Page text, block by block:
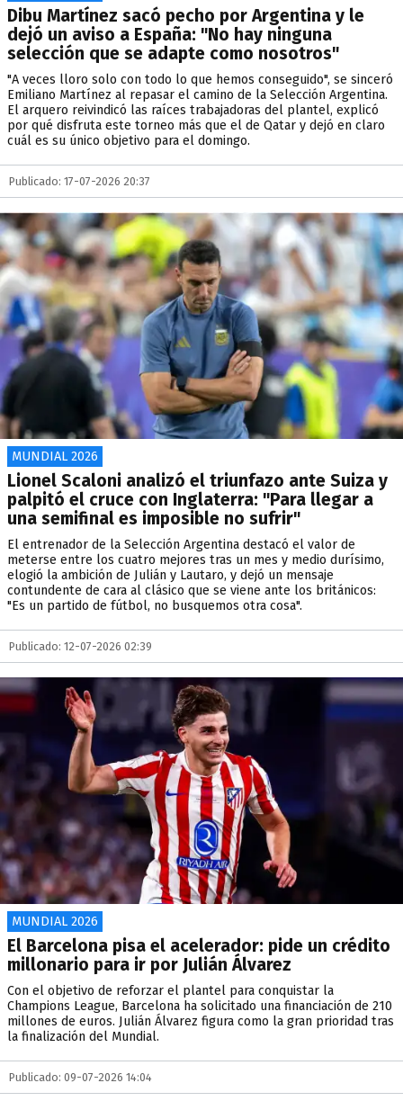
Dibu Martínez sacó pecho por Argentina y le
dejó un aviso a España: "No hay ninguna
selección que se adapte como nosotros"
"A veces lloro solo con todo lo que hemos conseguido", se sinceró
Emiliano Martínez al repasar el camino de la Selección Argentina.
El arquero reivindicó las raíces trabajadoras del plantel, explicó
por qué disfruta este torneo más que el de Qatar y dejó en claro
cuál es su único objetivo para el domingo.
Publicado: 17-07-2026 20:37
MUNDIAL 2026
Lionel Scaloni analizó el triunfazo ante Suiza y
palpitó el cruce con Inglaterra: "Para llegar a
una semifinal es imposible no sufrir"
El entrenador de la Selección Argentina destacó el valor de
meterse entre los cuatro mejores tras un mes y medio durísimo,
elogió la ambición de Julián y Lautaro, y dejó un mensaje
contundente de cara al clásico que se viene ante los británicos:
"Es un partido de fútbol, no busquemos otra cosa".
Publicado: 12-07-2026 02:39
MUNDIAL 2026
El Barcelona pisa el acelerador: pide un crédito
millonario para ir por Julián Álvarez
Con el objetivo de reforzar el plantel para conquistar la
Champions League, Barcelona ha solicitado una financiación de 210
millones de euros. Julián Álvarez figura como la gran prioridad tras
la finalización del Mundial.
Publicado: 09-07-2026 14:04